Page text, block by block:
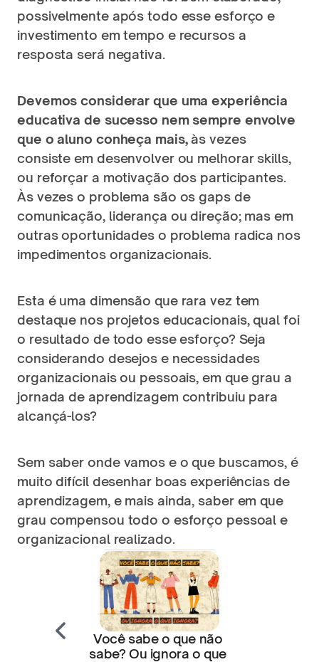
possivelmente após todo esse esforço e
investimento em tempo e recursos a
resposta será negativa.
Devemos considerar que uma experiência
educativa de sucesso nem sempre envolve
que o aluno conheça mais, às vezes
consiste em desenvolver ou melhorar skills,
ou reforçar a motivação dos participantes.
Às vezes o problema são os gaps de
comunicação, liderança ou direção; mas em
outras oportunidades o problema radica nos
impedimentos organizacionais.
Esta é uma dimensão que rara vez tem
destaque nos projetos educacionais, qual foi
o resultado de todo esse esforço? Seja
considerando desejos e necessidades
organizacionais ou pessoais, em que grau a
jornada de aprendizagem contribuiu para
alcançá-los?
Sem saber onde vamos e o que buscamos, é
muito difícil desenhar boas experiências de
aprendizagem, e mais ainda, saber em que
grau compensou todo o esforço pessoal e
organizacional realizado.
Você sabe o que não
sabe? Ou ignora o que